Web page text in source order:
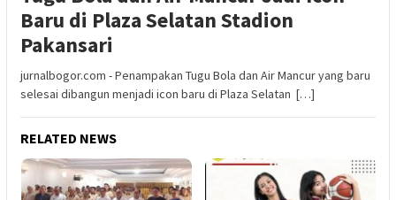
Baru di Plaza Selatan Stadion
Pakansari
jurnalbogor.com - Penampakan Tugu Bola dan Air Mancur yang baru
selesai dibangun menjadi icon baru di Plaza Selatan […]
RELATED NEWS